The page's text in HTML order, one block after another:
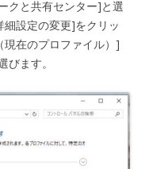
クと共有センター]と選
設定の変更]をクリッ
現在のプロファイル）]
ます。